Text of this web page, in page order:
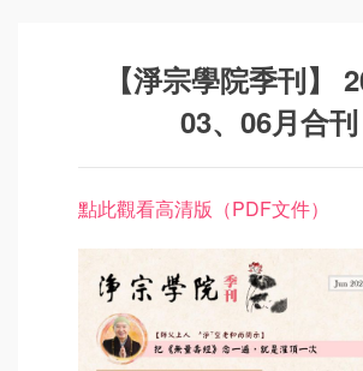
【淨宗學院季刊】
03、06月合刊
點此觀看高清版（PDF文件）